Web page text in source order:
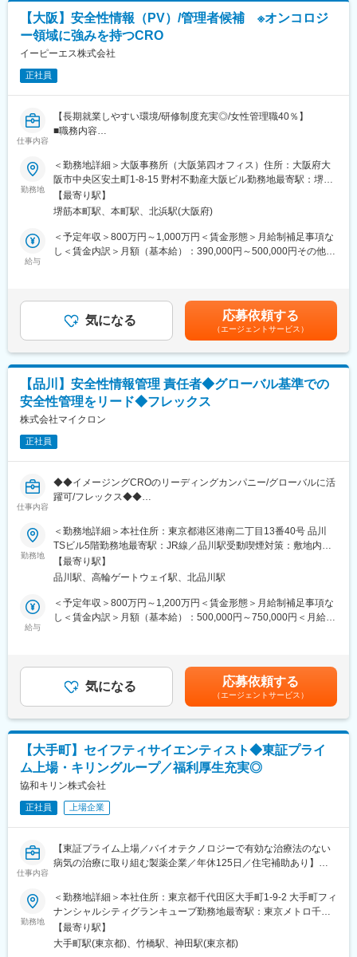
境で就業が出来ます。
■働き方
在宅勤務・リモートワーク相談可
入社後に上長と確認の上、週5勤務の方は2日まで在宅勤務での就
情勢を見極めた上で変更される可能性有）
いて、実行されるようリードする。
■組織構成：
安全管理室（30名）
■当社の魅力：
当社は1913年に東京・本郷で「独創研究」の考えのもとに創業
し、循環器、産婦人科、消化器科、精神科の領域を中心として医
薬メーカーです。医薬だけでなく、知見を活かし、皮膚科学に基
づいて、敏感肌にやさしいスキンケア製品も開発しています。研
極的に外部と共同開発や創薬研究を行っており、新製品開発に意
欲的です。ますます高まる健康に対する関心と医療への期待に応
えられるよう、同社は環境変化に対応しながら着実に成長し続
け、長期的にはグローバルにも存在価値を認められるスペシャリ
変更の範囲：会社の定める業務
【大阪】安全性情報（PV）/管理者候補 ※オンコロジ
ー領域に強みを持つCRO
イーピーエス株式会社
正社員
仕事内容
【長期就業しやすい環境/研修制度充実◎/女性管理職40％】
■職務内容
・国内症例のモニター、MRへの再調査指示業務サポート
・CIOMS・Med Watchフォームや文献学会情報等による
海外（英語）安全性情報の一次評価・和訳
・英語訳（CIOMS・Med Watch・Annual report等作成）業務
・PMDAへの(医薬品)副作用・感染症等報告書・研究報告・
措置報告・不具合報告書（案）の作成およびSGML化
・安全性定期報告、PSUR・PBRER案作成
・安全性情報管理業務全般のコンサルテーション並びにその他関
ており、本求人は新会社（株式会社 EPデータウィーブ）へ承継さ
れます。
詳細：https://www.eps.co.jp/ja/pdf/20260630114451.pdf
■同社でのキャリアパス、スキルアップ
・今まではCROへの委託がなかった年次報告、【RMP、
PBRER】等の受託も増えているため、経験の幅を広げかつ市場価
値を高めることができます。
・スキルアップのため、社内研修にて、各種法律・省令の改正ポ
イント確認はもちろん、疫学・薬剤疫学の基本、E2B（R3）対応
す。
・医学基礎知識の底上げとして、循環器系、呼吸器系、神経系な
ど【領域毎に10種以上の研修】があります。
■就業環境
っております。
■組織構成：部署は100名以上の組織で平均年齢は35歳です。男
などで代理対応が必要なときも協力しあう風土があります。
■研修制度
実践的な階層別研修や職種別研修、全社共有専門研修など、社員
一人ひとりの背景やニーズに対応し誰もが成長できる多種多様な
カリキュラムを用意しています。
変更の範囲：会社の定める業務
勤務地
＜勤務地詳細＞大阪事務所（大阪第四オフィス）住所：大阪府大
阪市中央区安土町1-8-15 野村不動産大阪ビル勤務地最寄駅：堺筋
線／堺筋本町駅受動喫煙対策：屋内全面禁煙変更の範囲：会社の
定める事業所
【最寄り駅】
堺筋本町駅、本町駅、北浜駅(大阪府)
給与
＜予定年収＞800万円～1,000万円＜賃金形態＞月給制補足事項な
し＜賃金内訳＞月額（基本給）：390,000円～500,000円その他固
月）■賞与： 年3回（夏季賞与6月・冬季賞与12月・決算賞与10
月）賃金はあくまでも目安の金額であり、選考を通じて上下する
可能性があります。月給(月額)は固定手当を含めた表記です。
気になる 応募依頼する
（エージェントサービス）
【品川】安全性情報管理 責任者◆グローバル基準での
安全性管理をリード◆フレックス
株式会社マイクロン
正社員
仕事内容
◆◆イメージングCROのリーディングカンパニー/グローバルに活
躍可/フレックス◆◆
マイクロンは、イメージングCROとして国内トップクラスの実績
を築き、画像解析・読影における高度な専門性で多くのクライア
ントから信頼を得ています。
安全性情報管理（PV）体制の拡充のため、グローバル基準での安
全性管理をリードいただける責任者を募集します。グローバルPV
体制の構築・運営を担う重要ポジションです。
◎責任者として裁量を持ち組織づくりに携われる
◎最新のPV規制・技術に触れながらキャリアアップ
中、タイガメッド本社との連携強化によりグローバル治験案件が
急増しており、体制強化のため募集しています。
■業務内容
【安全性情報管理業務】
・治験・市販後における有害事象・副作用情報の収集、評価、報
告
・国内外規制当局（PMDA、FDA、EMA等）への安全性報告対応
・安全性データベースの管理・運用
・CIOMS、MedWatch、E2B(R3)等の各種報告書作成・提出
・PVチーム統括、メンバー育成・教育
・SOP策定・改訂、業務プロセス最適化
・品質管理、監査対応
【グローバル対応】
勤務地
＜勤務地詳細＞本社住所：東京都港区港南二丁目13番40号 品川
TSビル5階勤務地最寄駅：JR線／品川駅受動喫煙対策：敷地内全
面禁煙変更の範囲：会社の定める事業所
【最寄り駅】
品川駅、高輪ゲートウェイ駅、北品川駅
給与
＜予定年収＞800万円～1,200万円＜賃金形態＞月給制補足事項な
し＜賃金内訳＞月額（基本給）：500,000円～750,000円＜月給＞
の金額であり、選考を通じて上下する可能性があります。月給(月
額)は固定手当を含めた表記です。
気になる 応募依頼する
（エージェントサービス）
【大手町】セイフティサイエンティスト◆東証プライ
ム上場・キリングループ／福利厚生充実◎
協和キリン株式会社
正社員 上場企業
仕事内容
【東証プライム上場／バイオテクノロジーで有効な治療法のない
病気の治療に取り組む製薬企業／年休125日／住宅補助あり】
■業務内容
グローバル安全性チームを統括し、当社製品の安全性評価におい
て、高品質かつ正確でタイムリーな医学的知見を提供いただきま
す。
〈具体的には〉
勤務地
＜勤務地詳細＞本社住所：東京都千代田区大手町1-9-2 大手町フィ
ナンシャルシティグランキューブ勤務地最寄駅：東京メトロ千代
田線／大手町駅受動喫煙対策：屋内全面禁煙変更の範囲：会社の
定める事業所（リモートワーク含む）
【最寄り駅】
大手町駅(東京都)、竹橋駅、神田駅(東京都)